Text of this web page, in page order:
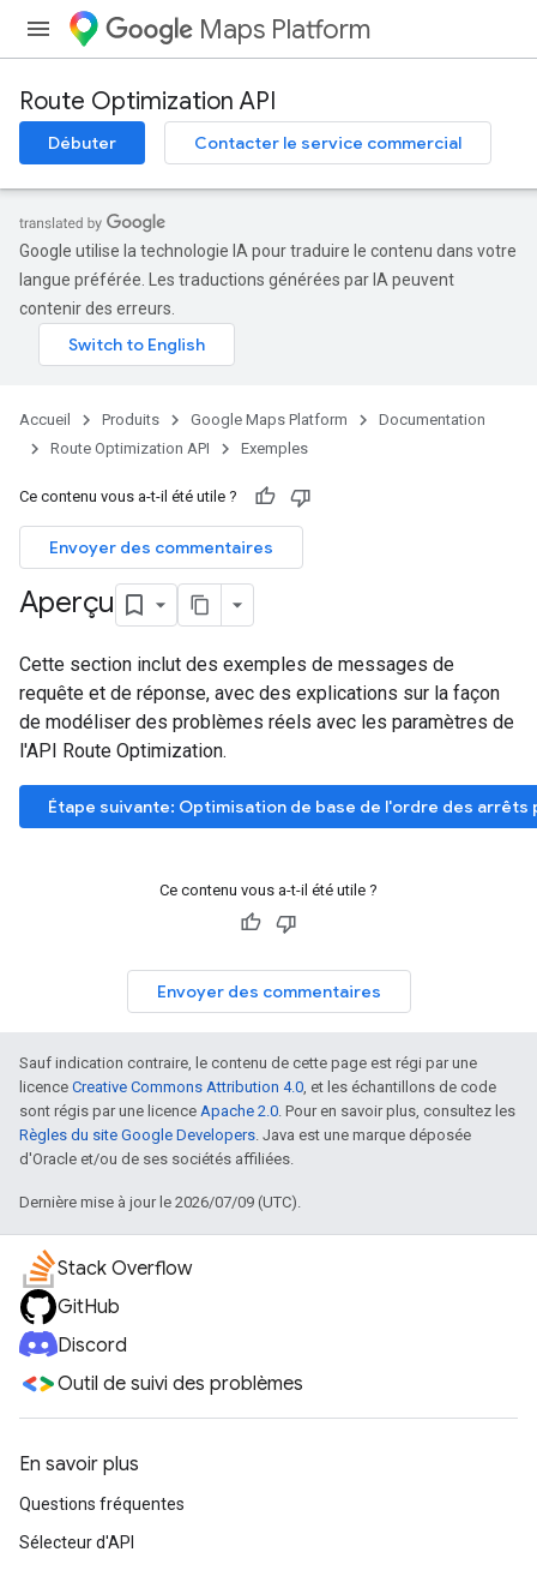
Maps Platform
Route Optimization API
Débuter Contacter le service commercial
Google utilise la technologie IA pour traduire le contenu dans votre
langue préférée. Les traductions générées par IA peuvent
contenir des erreurs.
Accueil Produits Google Maps Platform
Documentation
Route Optimization API
Exemples
Ce contenu vous a-t-il été utile ?
Envoyer des commentaires
Aperçu
Cette section inclut des exemples de messages de
requête et de réponse, avec des explications sur la façon
de modéliser des problèmes réels avec les paramètres de
l'API Route Optimization.
Étape suivante: Optimisation de base de l'ordre des
Ce contenu vous a-t-il été utile ?
Envoyer des commentaires
Sauf indication contraire, le contenu de cette page est régi par une
licence Creative Commons Attribution 4.0, et les échantillons de code
sont régis par une licence Apache 2.0. Pour en savoir plus, consultez les
Règles du site Google Developers. Java est une marque déposée
d'Oracle et/ou de ses sociétés affiliées.
Dernière mise à jour le 2026/07/09 (UTC).
Stack Overflow
GitHub
Discord
Outil de suivi des problèmes
En savoir plus
Questions fréquentes
Sélecteur d'API